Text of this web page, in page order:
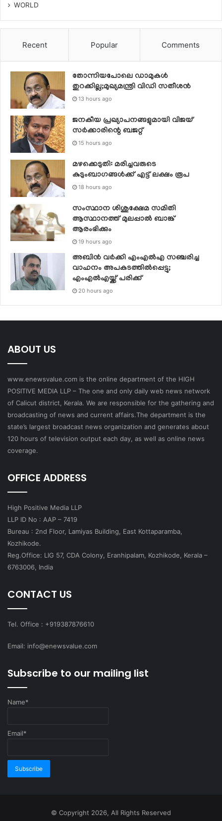
WORLD
Recent Popular Comments
തോന്നിയപോലെ ഡാമുകൾ
തുറക്കില്ല;മുഖ്യമന്ത്രി വിഡി സതീശന്‍
13 hours ago
ജനകീയ പ്രഖ്യാപനങ്ങളുമായി വിജയ്
സര്‍ക്കാരിന്റെ ബജറ്റ്
15 hours ago
മഴക്കെടുതി: മരിച്ചവരുടെ
കുടുംബാഗങ്ങൾക്ക് എട്ട് ലക്ഷം രൂപ
18 hours ago
സംസ്ഥാന ശിശുക്ഷേമ സമിതി
ആസ്ഥാനത്ത് മുലപ്പാല്‍ ബാങ്ക്
ആരംഭിക്കും
19 hours ago
അബിന്‍ വര്‍ക്കി എംഎല്‍എ സഞ്ചരിച്ച
വാഹനം അപകടത്തില്‍പ്പെട്ടു;
എംഎല്‍എയ്ക്ക് പരിക്ക്‌
20 hours ago
ABOUT US
www.enewsvalue.com is the online department of the HIGH
POSITIVE MEDIA LLP – The one and only daily web news network
of Calicut district, Kerala. We are responsible for the gathering and
broadcasting of news and current affairs.The department is the
state’s largest broadcast news organization and generates about
120 hours of television output each day, as well as online news
coverage.
OFFICE ADDRESS
High Positive Media LLP
LLP ID No : AAP – 7419
Bureau : 2nd Floor, Lamiyas Building, East Kottaparamba,
Kozhikode.
Reg.Office: LIG 57, CDA Colony, Eranhipalam, Kozhikode, Kerala –
6763006, India
CONTACT US
Tel. Office : +919387876610
Email: info@enewsvalue.com
Subscribe to our mailing list
Name*
Email*
© Copyright 2026, All Rights Reserved